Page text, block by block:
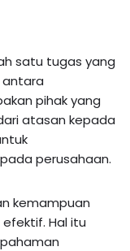
satu tugas yang
antara
pihak yang
atasan kepada
perusahaan.
kemampuan
Hal itu